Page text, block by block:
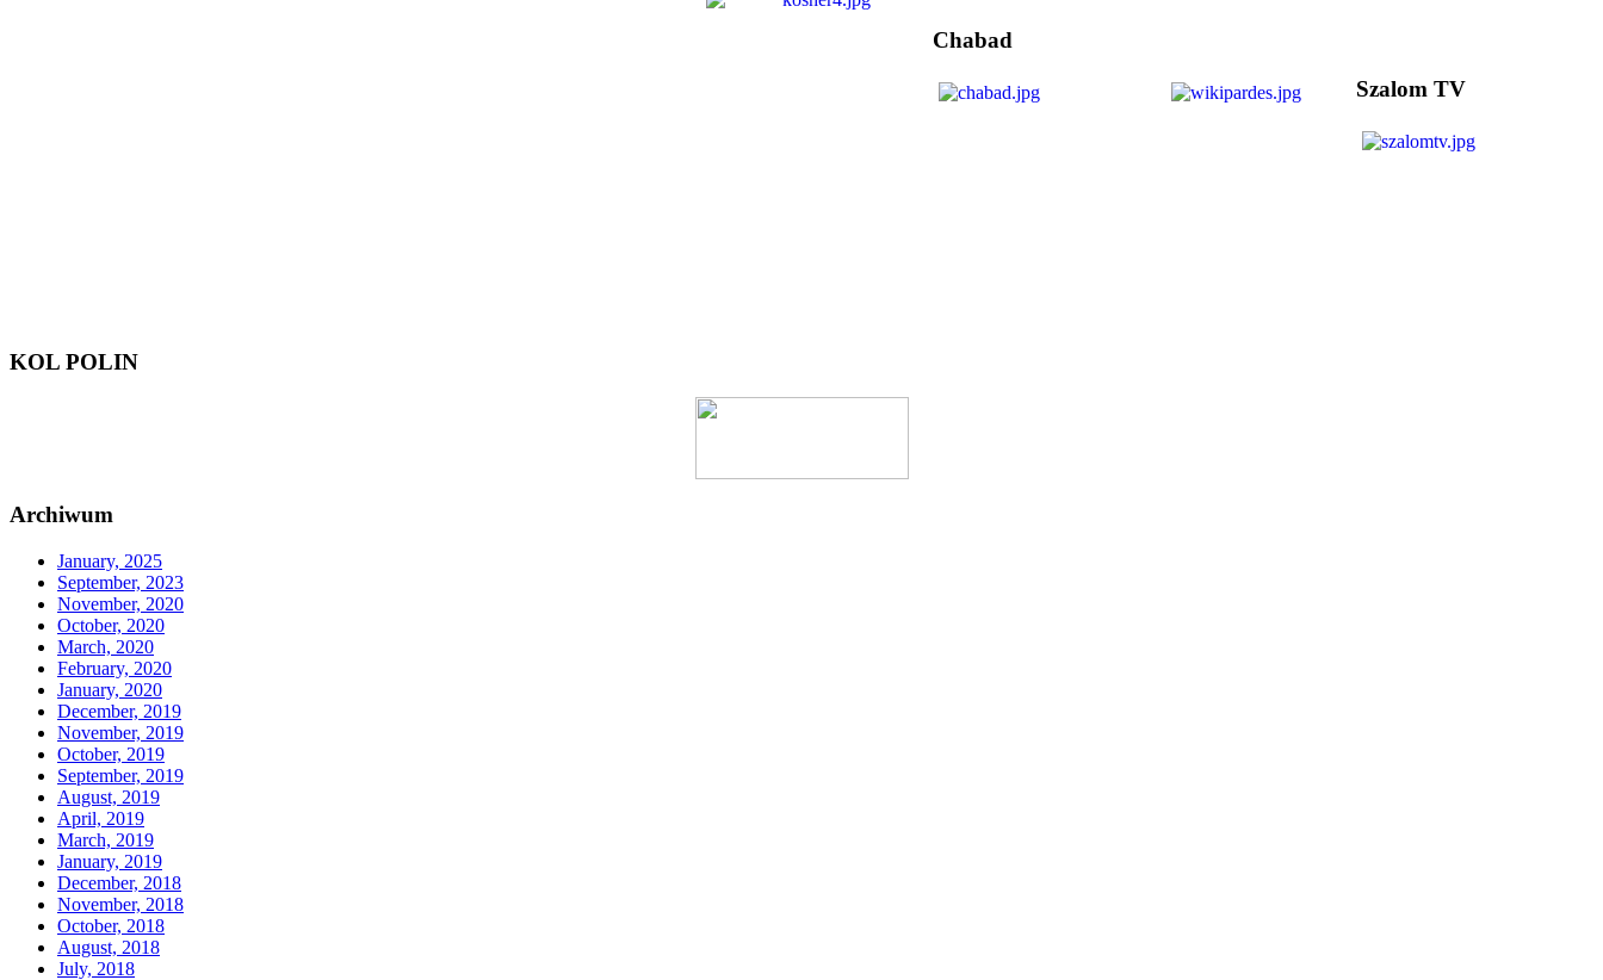
Chabad
Szalom TV
KOL POLIN
Archiwum
January, 2025
September, 2023
November, 2020
October, 2020
March, 2020
February, 2020
January, 2020
December, 2019
November, 2019
October, 2019
September, 2019
August, 2019
April, 2019
March, 2019
January, 2019
December, 2018
November, 2018
October, 2018
August, 2018
July, 2018